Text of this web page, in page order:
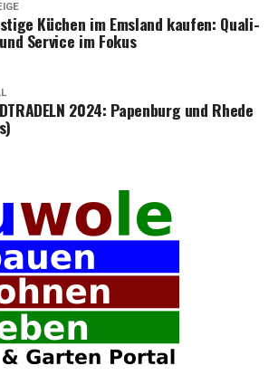
Küchen im Ems­land kau­fen: Qua­li­
Ser­vice im Fokus
2024: Papen­burg und Rhe­de